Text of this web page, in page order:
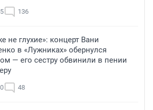
136
не глухие»: концерт Вани
в «Лужниках» обернулся
— его сестру обвинили в пении
48